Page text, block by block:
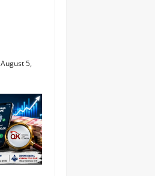
August 5,